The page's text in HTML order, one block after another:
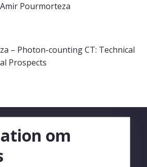
Pourmorteza
– Photon-counting CT: Technical
Prospects
om